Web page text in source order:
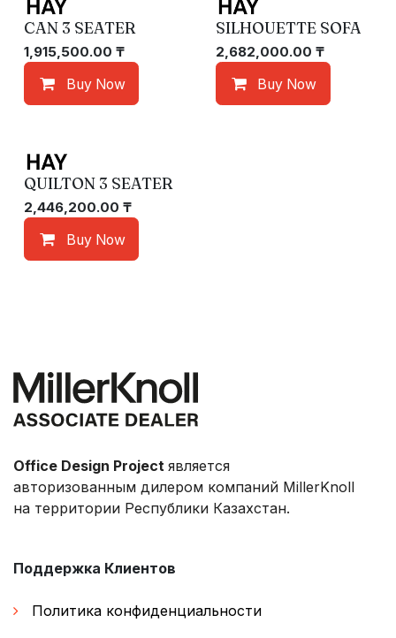
CAN 3 SEATER
1,915,500.00 ₸
Buy Now
SILHOUETTE SOFA
2,682,000.00 ₸
Buy Now
QUILTON 3 SEATER
2,446,200.00 ₸
Buy Now
Office Design Project является
авторизованным дилером компаний MillerKnoll
на территории Республики Казахстан.
Поддержка Клиентов
Политика конфиденциальности